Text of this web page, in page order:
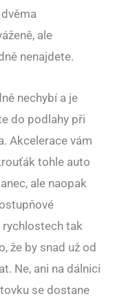
ale
nenajdete.
nechybí a je
do podlahy při
Akcelerace vám
tohle auto
ale naopak
rychlostech tak
že by snad už od
Ne, ani na dálnici
se dostane